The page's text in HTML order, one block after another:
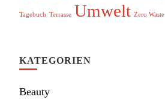
Tagebuch Terrasse Umwelt Zero Waste
KATEGORIEN
Beauty